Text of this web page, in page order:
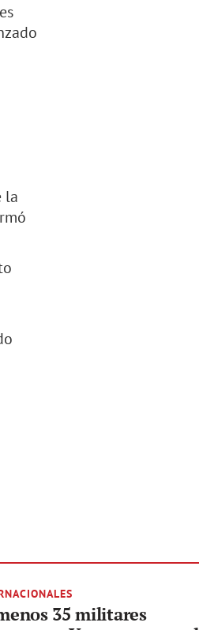
la
35 militares